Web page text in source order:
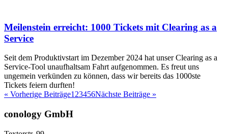
Meilenstein erreicht: 1000 Tickets mit Clearing as a
Service
Seit dem Produktivstart im Dezember 2024 hat unser Clearing as a
Service-Tool unaufhaltsam Fahrt aufgenommen. Es freut uns
ungemein verkünden zu können, dass wir bereits das 1000ste
Tickets feiern durften!
« Vorherige Beiträge1 23456Nächste Beiträge »
conology GmbH